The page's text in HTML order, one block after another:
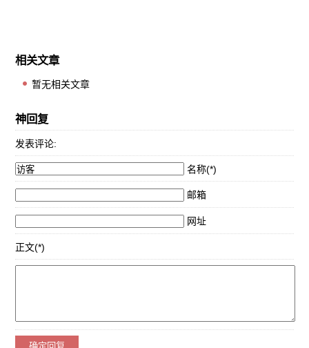
相关文章
暂无相关文章
神回复
发表评论:
名称(*)
邮箱
网址
正文(*)